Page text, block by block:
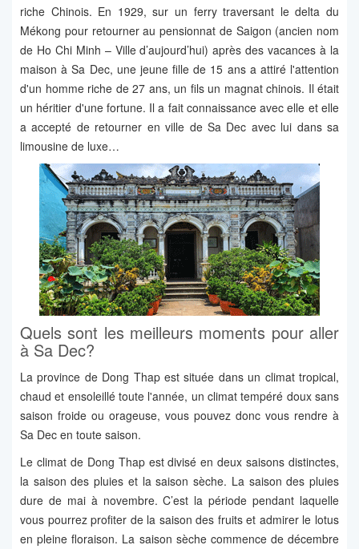
riche Chinois. En 1929, sur un ferry traversant le delta du
Mékong pour retourner au pensionnat de Saigon (ancien nom
de Ho Chi Minh – Ville d’aujourd’hui) après des vacances à la
maison à Sa Dec, une jeune fille de 15 ans a attiré l'attention
d'un homme riche de 27 ans, un fils un magnat chinois. Il était
un héritier d'une fortune. Il a fait connaissance avec elle et elle
a accepté de retourner en ville de Sa Dec avec lui dans sa
limousine de luxe…
Quels sont les meilleurs moments pour aller
à Sa Dec?
La province de Dong Thap est située dans un climat tropical,
chaud et ensoleillé toute l'année, un climat tempéré doux sans
saison froide ou orageuse, vous pouvez donc vous rendre à
Sa Dec en toute saison.
Le climat de Dong Thap est divisé en deux saisons distinctes,
la saison des pluies et la saison sèche. La saison des pluies
dure de mai à novembre. C’est la période pendant laquelle
vous pourrez profiter de la saison des fruits et admirer le lotus
en pleine floraison. La saison sèche commence de décembre